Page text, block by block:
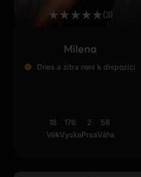
★ ★ ★ ★ ★ (3)
Milena
Dnes a zítra není k dispozici
18
Věk
176
Vyska
2
Prsa
58
Váha